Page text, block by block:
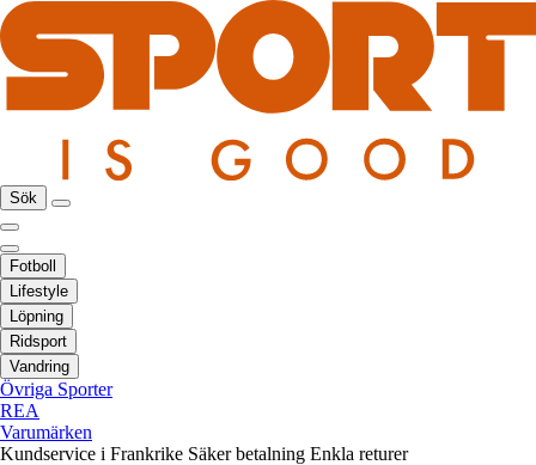
Sök
Fotboll
Lifestyle
Löpning
Ridsport
Vandring
Övriga Sporter
REA
Varumärken
Kundservice i Frankrike Säker betalning Enkla returer